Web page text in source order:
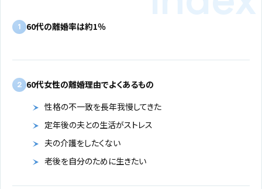
1 60代の離婚率は約1％
2 60代女性の離婚理由でよくあるもの
性格の不一致を長年我慢してきた
定年後の夫との生活がストレス
夫の介護をしたくない
老後を自分のために生きたい